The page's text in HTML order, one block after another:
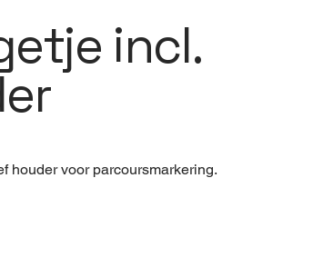
incl.
houder voor parcoursmarkering.